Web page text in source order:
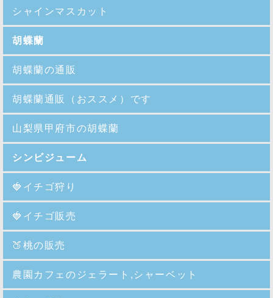
シャインマスカット
胡蝶蘭
胡蝶蘭の通販
胡蝶蘭通販（おススメ）です
山梨県甲府市の胡蝶蘭
シンビジューム
🍓イチゴ狩り
🍓イチゴ販売
🍑 桃の販売
農園カフェのジェラート,シャーベット